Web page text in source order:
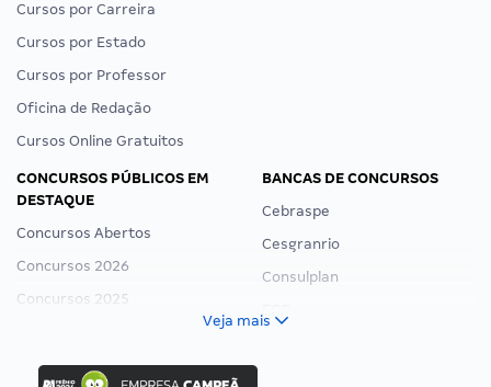
Cursos por Carreira
Cursos por Estado
Cursos por Professor
Oficina de Redação
Cursos Online Gratuitos
CONCURSOS PÚBLICOS EM
DESTAQUE
Concursos Abertos
Concursos 2026
Concursos 2025
Concurso Ibama
BANCAS DE CONCURSOS
Cebraspe
Cesgranrio
Consulplan
Veja mais